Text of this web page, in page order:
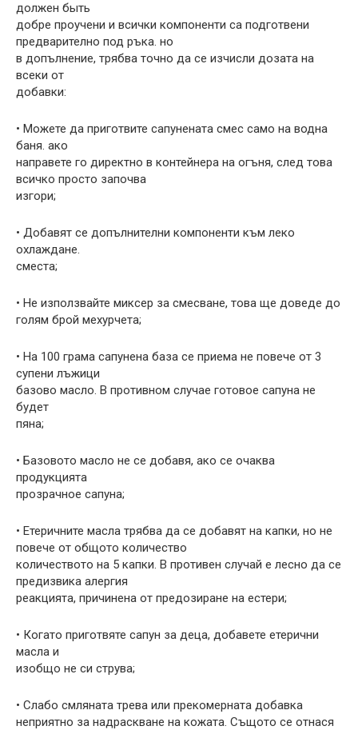
должен быть
добре проучени и всички компоненти са подготвени
предварително под ръка. но
в допълнение, трябва точно да се изчисли дозата на
всеки от
добавки:
• Можете да приготвите сапунената смес само на водна
баня. ако
направете го директно в контейнера на огъня, след това
всичко просто започва
изгори;
• Добавят се допълнителни компоненти към леко
охлаждане.
сместа;
• Не използвайте миксер за смесване, това ще доведе до
голям брой мехурчета;
• На 100 грама сапунена база се приема не повече от 3
супени лъжици
базово масло. В противном случае готовое сапуна не
будет
пяна;
• Базовото масло не се добавя, ако се очаква
продукцията
прозрачное сапуна;
• Етеричните масла трябва да се добавят на капки, но не
повече от общото количество
количеството на 5 капки. В противен случай е лесно да се
предизвика алергия
реакцията, причинена от предозиране на естери;
• Когато приготвяте сапун за деца, добавете етерични
масла и
изобщо не си струва;
• Слабо смляната трева или прекомерната добавка
неприятно за надраскване на кожата. Същото се отнася